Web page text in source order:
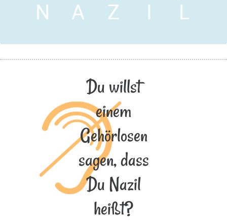
N A Z I L
Du willst
einem
Gehörlosen
sagen, dass
Du Nazil
heißt?